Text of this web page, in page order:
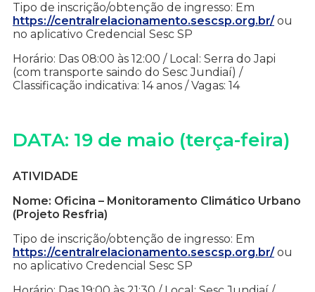
Tipo de inscrição/obtenção de ingresso: Em
https://centralrelacionamento.sescsp.org.br/ ou
no aplicativo Credencial Sesc SP
Horário: Das 08:00 às 12:00 / Local: Serra do Japi
(com transporte saindo do Sesc Jundiaí) /
Classificação indicativa: 14 anos / Vagas: 14
DATA: 19 de maio (terça-feira)
ATIVIDADE
Nome: Oficina – Monitoramento Climático Urbano
(Projeto Resfria)
Tipo de inscrição/obtenção de ingresso: Em
https://centralrelacionamento.sescsp.org.br/ ou
no aplicativo Credencial Sesc SP